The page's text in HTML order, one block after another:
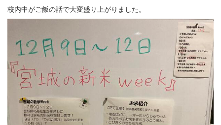
校内中がご飯の話で大変盛り上がりました。